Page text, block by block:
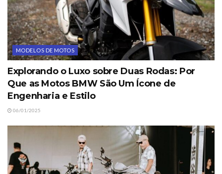
MODELOS DE MOTOS
Explorando o Luxo sobre Duas Rodas: Por
Que as Motos BMW São Um Ícone de
Engenharia e Estilo
06/01/2025